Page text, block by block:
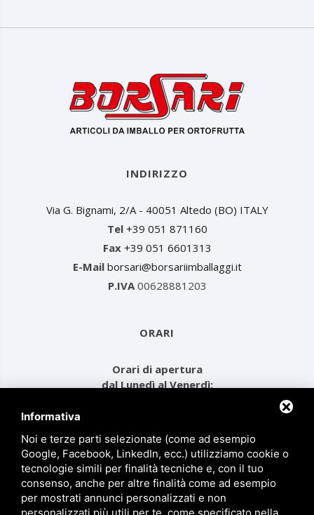
INDIRIZZO
Via G. Bignami, 2/A - 40051 Altedo (BO) ITALY
Tel +39 051 871160
Fax +39 051 6601313
E-Mail borsari@borsariimballaggi.it
P.IVA 00628881203
ORARI
Orari di apertura
dal Lunedì al Venerdì:
MENU
Prodotti
Informativa
Noi e terze parti selezionate (come ad esempio
Google, Facebook, LinkedIn, ecc.) utilizziamo cookie o
tecnologie simili per finalità tecniche e, con il tuo
consenso, anche per altre finalità come ad esempio
per mostrati annunci personalizzati e non